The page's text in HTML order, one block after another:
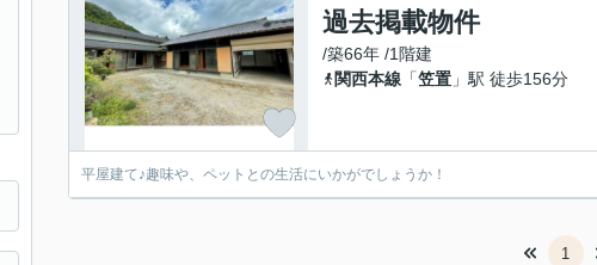
過去掲載物件
/築66年 /1階建
関西本線 「笠置 」駅 徒歩156分
平屋建て♪趣味や、ペットとの生活にいかがでしょうか！
1